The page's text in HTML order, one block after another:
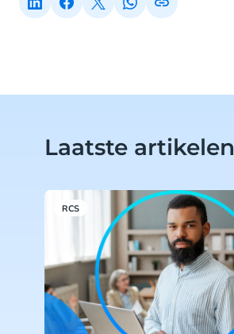
Laatste artikelen
RCS